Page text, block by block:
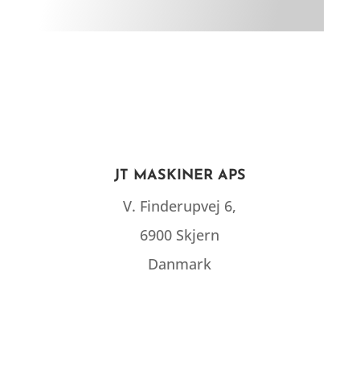
JT MASKINER APS
V. Finderupvej 6,
6900 Skjern
Danmark